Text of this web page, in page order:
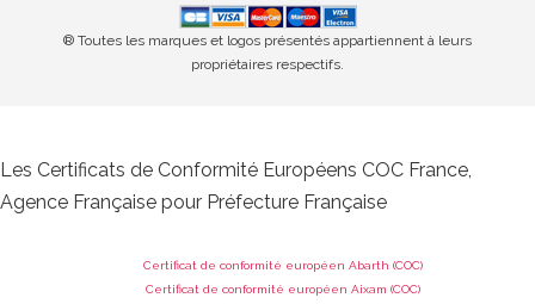
® Toutes les marques et logos présentés appartiennent à leurs
propriétaires respectifs.
Les Certificats de Conformité Européens COC France,
Agence Française pour Préfecture Française
Certificat de conformité européen Abarth (COC)
Certificat de conformité européen Aixam (COC)